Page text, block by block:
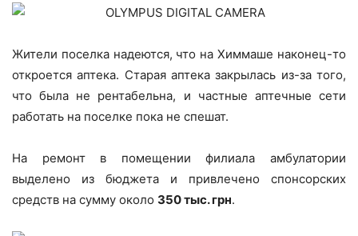
Жители поселка надеются, что на Химмаше наконец-то
откроется аптека. Старая аптека закрылась из-за того,
что была не рентабельна, и частные аптечные сети
работать на поселке пока не спешат.
На ремонт в помещении филиала амбулатории
выделено из бюджета и привлечено спонсорских
средств на сумму около 350 тыс. грн.